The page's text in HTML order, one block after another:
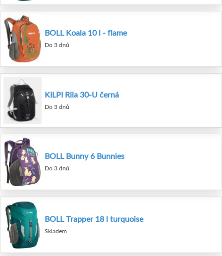
BOLL Koala 10 l - flame
Do 3 dnů
KILPI Rila 30-U černá
Do 3 dnů
BOLL Bunny 6 Bunnies
Do 3 dnů
BOLL Trapper 18 l turquoise
Skladem